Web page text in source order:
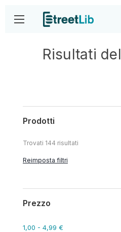
Risultati
Prodotti
Trovati 144 risultati
Reimposta filtri
Prezzo
1,00 - 4,99 €